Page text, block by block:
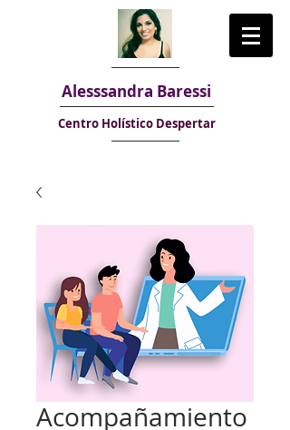
Alesssandra Baressi
Centro Holístico Despertar
Acompañamiento